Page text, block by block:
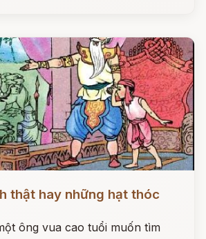
thật hay những hạt thóc
ông vua cao tuổi muốn tìm